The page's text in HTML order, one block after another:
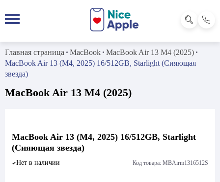
Главная страница MacBook
MacBook Air 13 M4 (2025)
MacBook Air 13 (M4, 2025) 16/512GB, Starlight (Сияющая
звезда)
MacBook Air 13 M4 (2025)
MacBook Air 13 (M4, 2025) 16/512GB, Starlight
(Сияющая звезда)
Нет в наличии Код товара: MBAirm1316512S